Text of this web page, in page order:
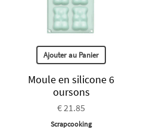
Ajouter au Panier
Moule en silicone 6
oursons
€ 21.85
Scrapcooking